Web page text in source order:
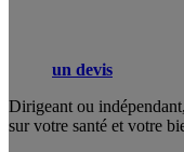
un devis
Dirigeant ou
sur votre santé et votre